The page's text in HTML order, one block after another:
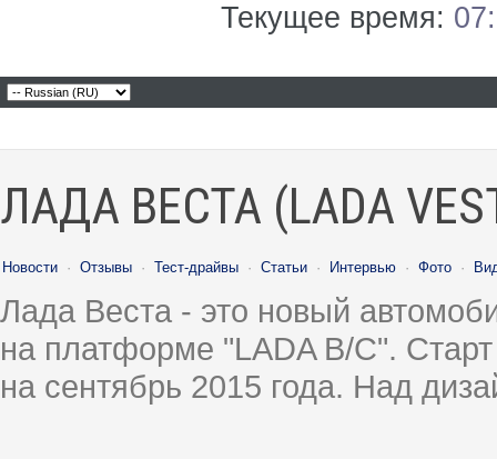
Текущее время:
ЛАДА ВЕСТА (LADA
Новости · Отзывы · Тест-драйвы · Статьи · Интервью · Фото ·
Лада Веста - это новый
на платформе "LADA B/C".
на сентябрь 2015 года. Над